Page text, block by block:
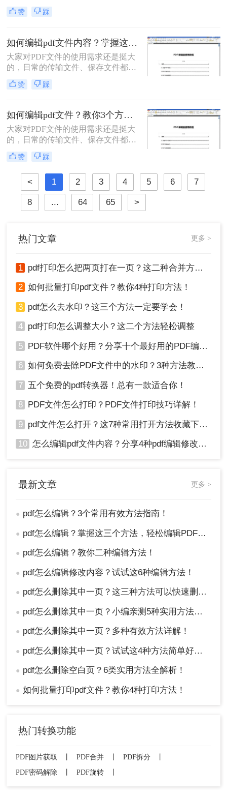
文混合的PDF文件，又可以高度还原
排版，那推荐使用转转大师PDF编辑
码等高级功能，下面我们一起来了解
下吧。
赞 踩
如何编辑pdf文件内容？掌握这三个方法，轻松编辑PDF文件！
大家对PDF文件的使用需求还是挺大
的，日常的传输文件、保存文件都会
使用到它。很多时候我们在浏览文件
时会发现文件中出现一些错误，或者
PDF文件无法编辑。今天教大家两种
可以轻松实现如何编辑pdf文件内容的
方法，一起来学习吧！
赞 踩
如何编辑pdf文件？教你3个方法！
大家对PDF文件的使用需求还是挺大
的，日常的传输文件、保存文件都会
使用到它。很多时候我们在浏览文件
时会发现文件中出现一些错误，或者
是不完善的地方，想要修改它却发现
PDF文件无法编辑。今天教大家两种
可以轻松实现如何编辑pdf文件的方
法，一起来学习吧！
赞 踩
< 1 2 3 4 5 6 7
8 ... 64 65 >
热门文章 更多 >
1 pdf打印怎么把两页打在一页？这二种合并方法了解一下！
2 如何批量打印pdf文件？教你4种打印方法！
3 pdf怎么去水印？这三个方法一定要学会！
4 pdf打印怎么调整大小？这二个方法轻松调整
5 PDF软件哪个好用？分享十个最好用的PDF编辑器！
6 如何免费去除PDF文件中的水印？3种方法教你快速去水印！
7 五个免费的pdf转换器！总有一款适合你！
8 PDF文件怎么打印？PDF文件打印技巧详解！
9 pdf文件怎么打开？这7种常用打开方法收藏下来！
10 怎么编辑pdf文件内容？分享4种pdf编辑修改方法！
最新文章 更多 >
● pdf怎么编辑？3个常用有效方法指南！
● pdf怎么编辑？掌握这三个方法，轻松编辑PDF文件！
● pdf怎么编辑？教你二种编辑方法！
● pdf怎么编辑修改内容？试试这6种编辑方法！
● pdf怎么删除其中一页？这三种方法可以快速删除！
● pdf怎么删除其中一页？小编亲测5种实用方法，告别繁琐操作！
● pdf怎么删除其中一页？多种有效方法详解！
● pdf怎么删除其中一页？试试这4种方法简单好用！
● pdf怎么删除空白页？6类实用方法全解析！
● 如何批量打印pdf文件？教你4种打印方法！
热门转换功能
PDF图片获取 丨 PDF合并 丨 PDF拆分
丨
PDF密码解除
PDF旋转